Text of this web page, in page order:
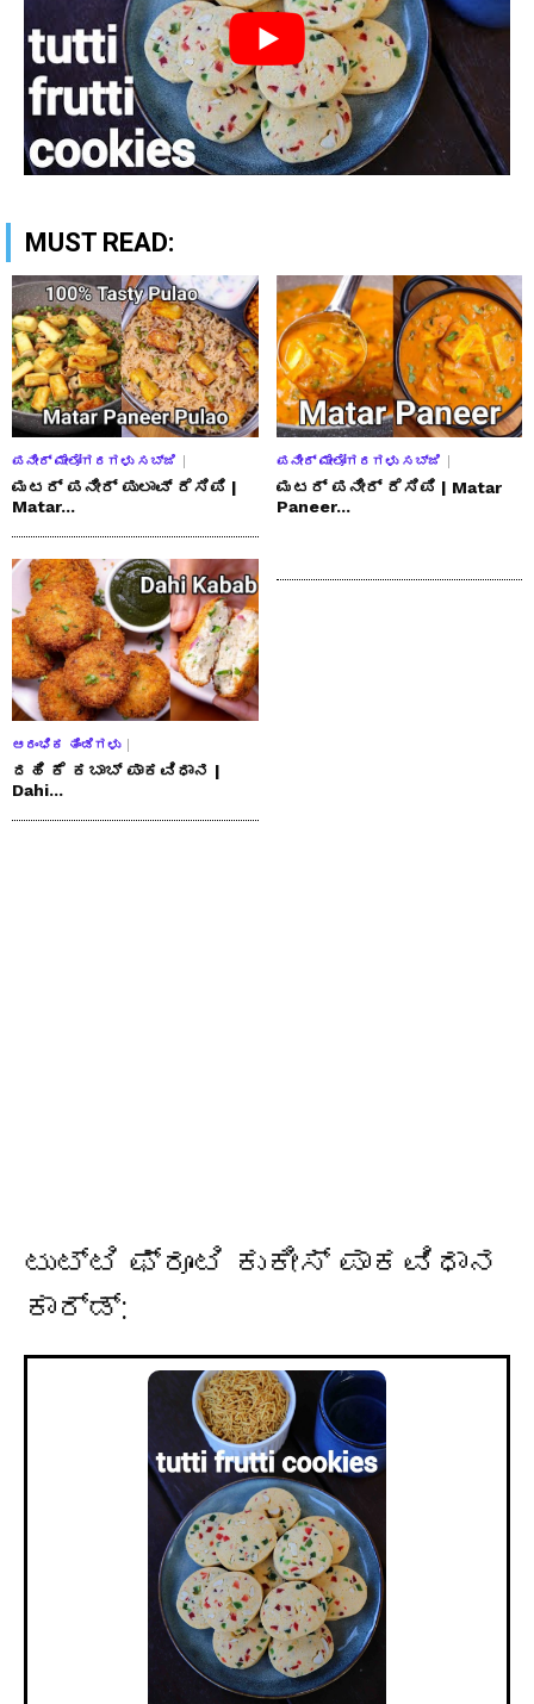
MUST READ:
ಪನೀರ್ ಮೇಲೋಗರಗಳು ಸಬ್ಜಿ
ಮಟರ್ ಪನೀರ್ ಪುಲಾವ್ ರೆಸಿಪಿ |
Matar...
ಪನೀರ್ ಮೇಲೋಗರಗಳು ಸಬ್ಜಿ
ಮಟರ್ ಪನೀರ್ ರೆಸಿಪಿ | Matar
Paneer...
ಆರಂಭಿಕ ತಿಂಡಿಗಳು
ದಹಿ ಕೆ ಕಬಾಬ್ ಪಾಕವಿಧಾನ |
Dahi...
ಟುಟ್ಟಿ ಫ್ರೂಟಿ ಕುಕೀಸ್ ಪಾಕವಿಧಾನ
ಕಾರ್ಡ್: